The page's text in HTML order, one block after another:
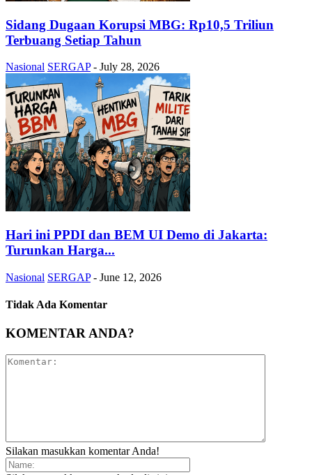
Sidang Dugaan Korupsi MBG: Rp10,5 Triliun
Terbuang Setiap Tahun
Nasional SERGAP - July 28, 2026
Hari ini PPDI dan BEM UI Demo di Jakarta:
Turunkan Harga...
Nasional SERGAP - June 12, 2026
Tidak Ada Komentar
KOMENTAR ANDA?
Silakan masukkan komentar Anda!